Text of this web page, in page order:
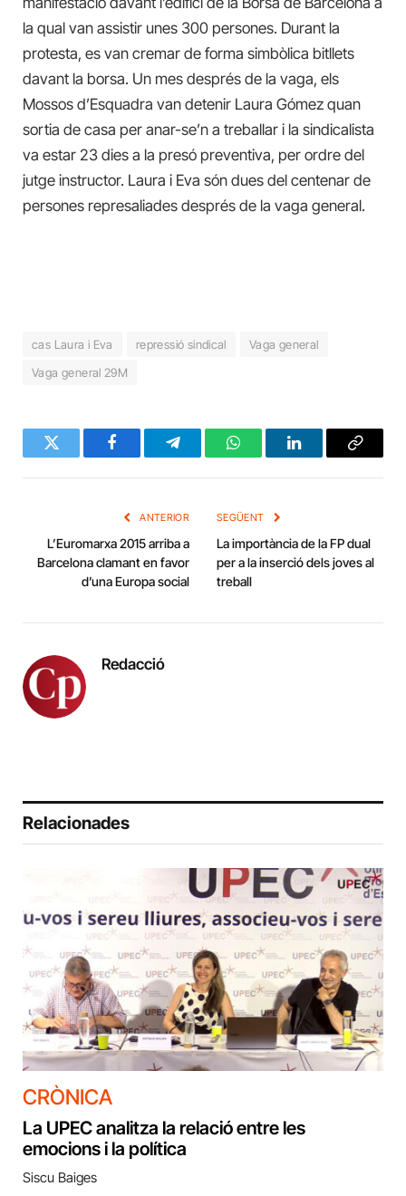
la qual van assistir unes 300 persones. Durant la
protesta, es van cremar de forma simbòlica bitllets
davant la borsa. Un mes després de la vaga, els
Mossos d’Esquadra van detenir Laura Gómez quan
sortia de casa per anar-se’n a treballar i la sindicalista
va estar 23 dies a la presó preventiva, per ordre del
jutge instructor. Laura i Eva són dues del centenar de
persones represaliades després de la vaga general.
cas Laura i Eva repressió sindical
Vaga general
Vaga general 29M
Twitter FacebookTelegramWhatsAppLinkedInCopy
ANTERIOR
L’Euromarxa 2015 arriba a
Barcelona clamant en favor
d’una Europa social
SEGÜENT
La importància de la FP dual
per a la inserció dels joves al
treball
Redacció
Relacionades
CRÒNICA
La UPEC analitza la relació entre les
emocions i la política
Siscu Baiges